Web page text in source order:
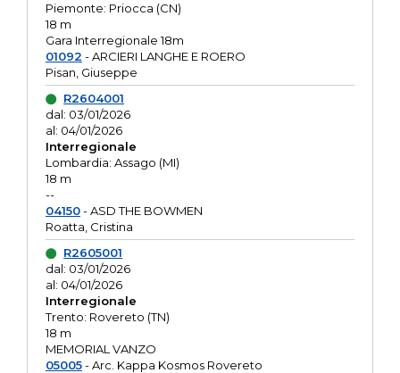
Piemonte: Priocca (CN)
18 m
Gara Interregionale 18m
01092 - ARCIERI LANGHE E ROERO
Pisan, Giuseppe
R2604001
dal: 03/01/2026
al: 04/01/2026
Interregionale
Lombardia: Assago (MI)
18 m
--
04150- ASD THE BOWMEN
Roatta, Cristina
R2605001
dal: 03/01/2026
al: 04/01/2026
Interregionale
Trento: Rovereto (TN)
18 m
MEMORIAL VANZO
05005- Arc. Kappa Kosmos Rovereto